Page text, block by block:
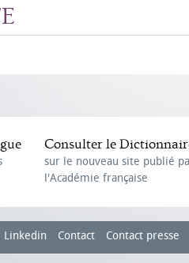
Consulter le
sur le nouveau site publié
l'Académie française
Linkedin Contact Contact presse